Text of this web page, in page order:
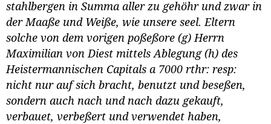
stahlbergen in Summa aller zu gehöhr und zwar in
der Maaße und Weiße, wie unsere seel. Eltern
solche von dem vorigen poßeßore (g) Herrn
Maximilian von Diest mittels Ablegung (h) des
Heistermannischen Capitals a 7000 rthr: resp:
nicht nur auf sich bracht, benutzt und beseßen,
sondern auch nach und nach dazu gekauft,
verbauet, verbeßert und verwendet haben,